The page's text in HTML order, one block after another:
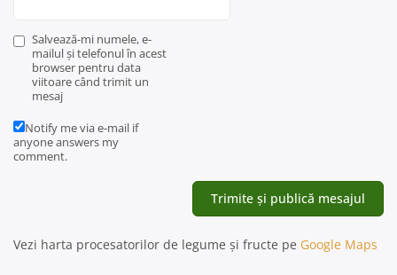
Salvează-mi numele, e-
mailul și telefonul în acest
browser pentru data
viitoare când trimit un
mesaj
Notify me via e-mail if
anyone answers my
comment.
Vezi harta procesatorilor de legume și fructe pe Google Maps